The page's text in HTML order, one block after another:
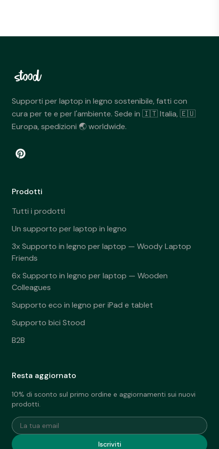
Supporti per laptop in legno sostenibile, fatti con
cura per te e per l'ambiente. Sede in 🇮🇹 Italia, 🇪🇺
Europa, spedizioni 🌏 worldwide.
Prodotti
Tutti i prodotti
Un supporto per laptop in legno
3x Supporto in legno per laptop — Woody Laptop
Friends
6x Supporto in legno per laptop — Wooden
Colleagues
Supporto eco in legno per iPad e tablet
Supporto bici Stood
B2B
Resta aggiornato
10% di sconto sul primo ordine e aggiornamenti sui nuovi
prodotti.
La tua email
Iscriviti